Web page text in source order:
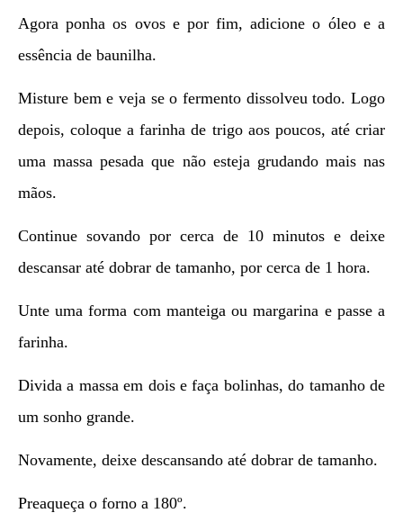
Agora ponha os ovos e por fim, adicione o óleo e a
essência de baunilha.
Misture bem e veja se o fermento dissolveu todo. Logo
depois, coloque a farinha de trigo aos poucos, até criar
uma massa pesada que não esteja grudando mais nas
mãos.
Continue sovando por cerca de 10 minutos e deixe
descansar até dobrar de tamanho, por cerca de 1 hora.
Unte uma forma com manteiga ou margarina e passe a
farinha.
Divida a massa em dois e faça bolinhas, do tamanho de
um sonho grande.
Novamente, deixe descansando até dobrar de tamanho.
Preaqueça o forno a 180º.